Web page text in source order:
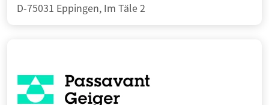
D-75031 Eppingen, Im Täle 2